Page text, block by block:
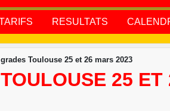
RESULTATS
Toulouse 25 et 26 mars 2023
25